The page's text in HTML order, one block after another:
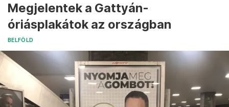
Megjelentek a Gattyán-
óriásplakátok az országban
BELFÖLD